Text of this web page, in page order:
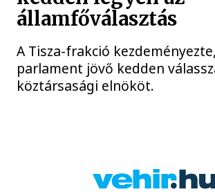
államfőválasztás
A Tisza-frakció
parlament jövő kedden
köztársasági elnököt.